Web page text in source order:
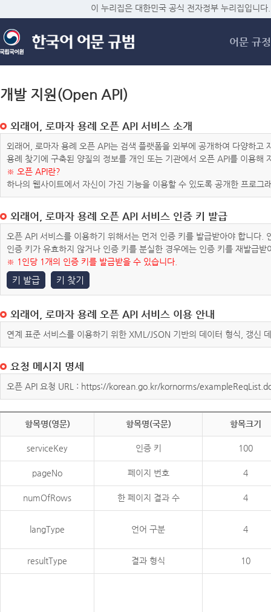
메
이 누리집은 대한민국 공식 전자정부 누리집입니다.
어문 규정
개발 지원(Open API)
외래어, 로마자 용례 오픈 API 서비스 소개
외래어, 로마자 용례 오픈 API는 검색 플랫폼을 외부에 공개하여 다양하
용례 찾기에 구축된 양질의 정보를 개인 또는 기관에서 오픈 API를 이용해
※ 오픈 API란?
하나의 웹사이트에서 자신이 가진 기능을 이용할 수 있도록 공개한 프로그
외래어, 로마자 용례 오픈 API 서비스 인증 키 발급
오픈 API 서비스를 이용하기 위해서는 먼저 인증 키를 발급받아야 합니다
인증 키가 유효하지 않거나 인증 키를 분실한 경우에는 인증 키를 재발급받
※ 1인당 1개의 인증 키를 발급받을 수 있습니다.
키 발급 키 찾기
외래어, 로마자 용례 오픈 API 서비스 이용 안내
연계 표준 서비스를 이용하기 위한 XML/JSON 기반의 데이터 형식, 갱신
요청 메시지 명세
오픈 API 요청 URL : https://korean.go.kr/kornorms/
항목명(영문) 항목명(국문) 항목크기
serviceKey 인증 키 100
pageNo 페이지 번호 4
numOfRows 한 페이지 결과 수 4
langType 언어 구분 4
resultType 결과 형식 10